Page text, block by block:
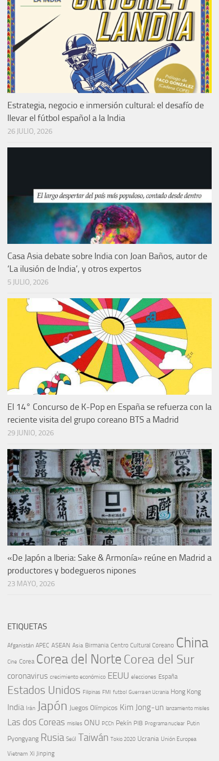
Estrategia, negocio e inmersión cultural: el desafío de
llevar el fútbol español a la India
26 JULIO, 2026
Casa Asia debate sobre India con Joan Baños, autor de
‘La ilusión de India’, y otros expertos
5 JULIO, 2026
El 14° Concurso de K-Pop en España se refuerza con la
reciente visita del grupo coreano BTS a Madrid
29 JUNIO, 2026
«De Japón a Iberia: Sake & Armonía» reúne en Madrid a
productores y bodegueros nipones
23 MAYO, 2026
ETIQUETAS
Afganistán APEC ASEAN Asia Birmania Centro Cultural Coreano China
Cine Corea Corea del NorteCorea del Sur
coronavirus crecimiento económico EEUU elecciones España
Estados Unidos Filipinas FMI futbol Guerra en Ucrania Hong Kong
India Irán Japón Juegos Olímpicos Kim Jong-un lanzamiento misiles
Las dos Coreas misiles ONU PCCh Pekín PIB Programa nuclear Putin
Pyongyang Rusia Seúl Taiwán Tokio 2020 Ucrania Unión Europea
Vietnam Xi Jinping